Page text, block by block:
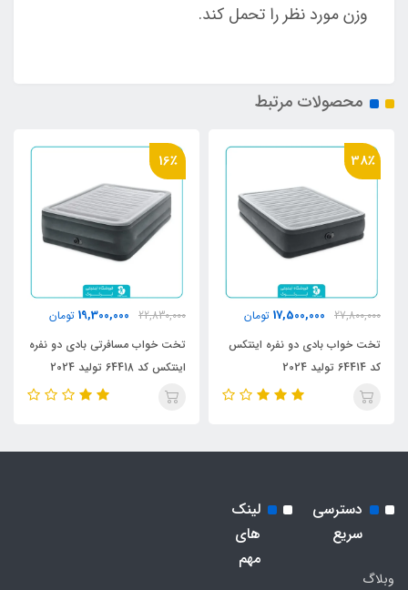
وزن مورد نظر را تحمل کند.
محصولات مرتبط
38٪
27,800,000
17,500,000 تومان
تخت خواب بادی دو نفره اینتکس
کد 64414 تولید 2024
16٪
22,830,000
19,300,000 تومان
تخت خواب مسافرتی بادی دو نفره
اینتکس کد 64418 تولید 2024
دسترسی
سریع
وبلاگ
لینک
های
مهم